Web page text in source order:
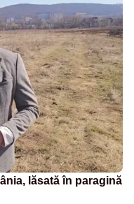
lăsată în paragină